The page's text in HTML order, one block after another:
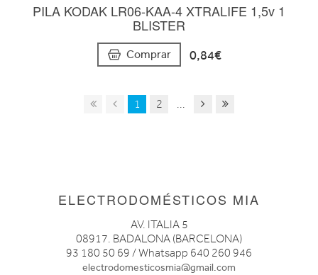
PILA KODAK LR06-KAA-4 XTRALIFE 1,5v 1
BLISTER
Comprar 0,84€
1 2 ...
ELECTRODOMÉSTICOS MIA
AV. ITALIA 5
08917. BADALONA (BARCELONA)
93 180 50 69 / Whatsapp 640 260 946
electrodomesticosmia@gmail.com